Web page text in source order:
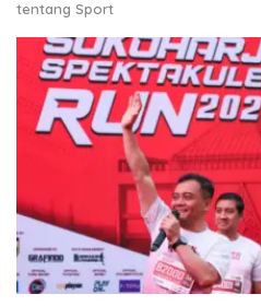
tentang Sport